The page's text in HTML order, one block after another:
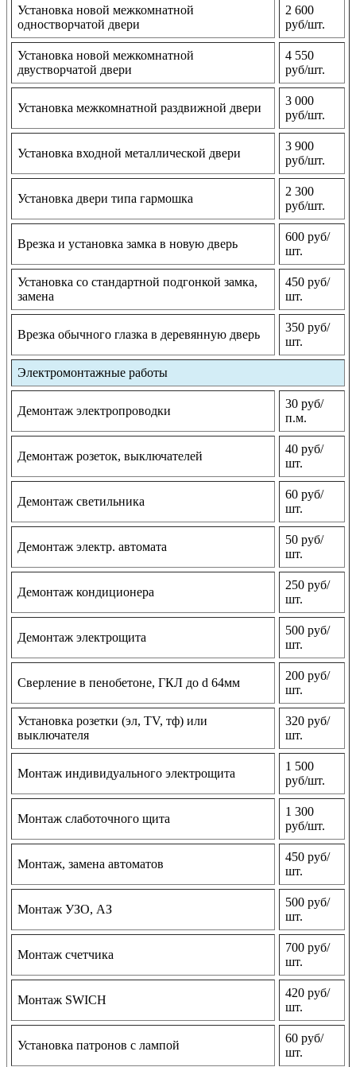
Установка новой межкомнатной
одностворчатой двери
2 600
руб/шт.
Установка новой межкомнатной
двустворчатой двери
4 550
руб/шт.
Установка межкомнатной раздвижной двери
3 000
руб/шт.
Установка входной металлической двери
3 900
руб/шт.
Установка двери типа гармошка
2 300
руб/шт.
Врезка и установка замка в новую дверь
600 руб/
шт.
Установка со стандартной подгонкой замка,
замена
450 руб/
шт.
Врезка обычного глазка в деревянную дверь
350 руб/
шт.
Электромонтажные работы
Демонтаж электропроводки
30 руб/
п.м.
Демонтаж розеток, выключателей
40 руб/
шт.
Демонтаж светильника
60 руб/
шт.
Демонтаж электр. автомата
50 руб/
шт.
Демонтаж кондиционера
250 руб/
шт.
Демонтаж электрощита
500 руб/
шт.
Сверление в пенобетоне, ГКЛ до d 64мм
200 руб/
шт.
Установка розетки (эл, TV, тф) или
выключателя
320 руб/
шт.
Монтаж индивидуального электрощита
1 500
руб/шт.
Монтаж слаботочного щита
1 300
руб/шт.
Монтаж, замена автоматов
450 руб/
шт.
Монтаж УЗО, АЗ
500 руб/
шт.
Монтаж счетчика
700 руб/
шт.
Монтаж SWICH
420 руб/
шт.
Установка патронов с лампой
60 руб/
шт.